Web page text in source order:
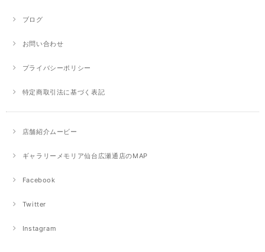
ブログ
お問い合わせ
プライバシーポリシー
特定商取引法に基づく表記
店舗紹介ムービー
ギャラリーメモリア仙台広瀬通店のMAP
Facebook
Twitter
Instagram